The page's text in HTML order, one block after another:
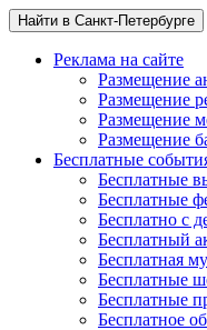
Найти в Санкт-Петербурге
Реклама на сайте
Размещение
Размещение
Размещение
Размещение
Бесплатные
Бесплатные
Бесплатные
Бесплатно с
Бесплатный
Бесплатная
Бесплатные
Бесплатные
Бесплатное